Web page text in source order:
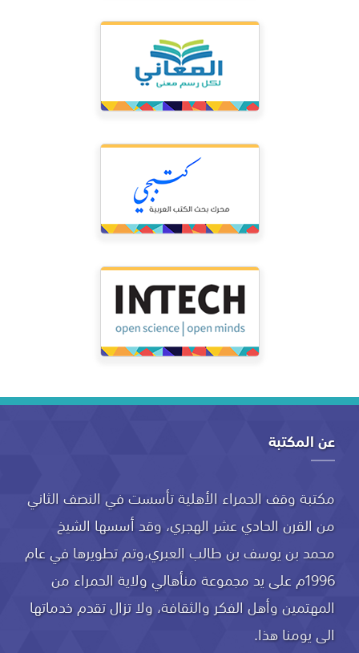
عن المكتبة
مكتبة وقف الحمراء الأهلية تأسست في النصف الثاني
من القرن الحادي عشر الهجري، وقد أسسها الشيخ
محمد بن يوسف بن طالب العبري،وتم تطويرها في عام
1996م على يد مجموعة منأهالي ولاية الحمراء من
المهتمين وأهل الفكر والثقافة، ولا تزال تقدم خدماتها
الى يومنا هذا.